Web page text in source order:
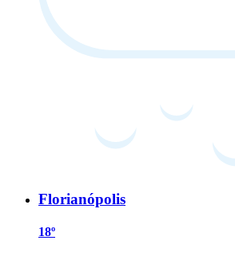
Florianópolis
18º